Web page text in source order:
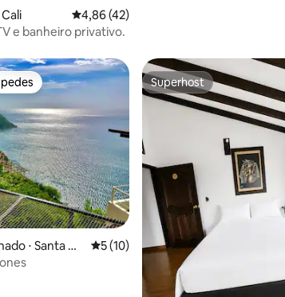
4,86 de uma avaliação média de 5, 42
4,86 (42)
e banheiro privativo.
⋅ Santa Ma
5 de uma avaliação média de 5, 10
5 (10)
Superhost
Superhost